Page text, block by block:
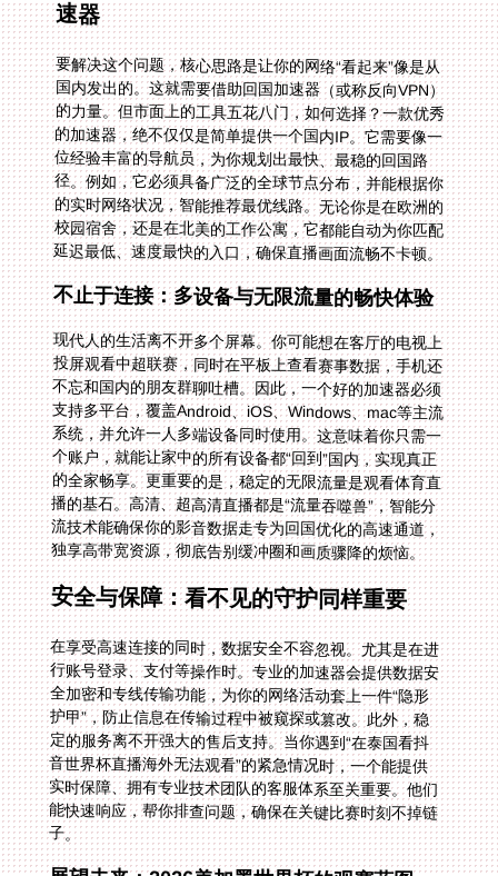
速器
要解决这个问题，核心思路是让你的网络“看起来”像是从
国内发出的。这就需要借助回国加速器（或称反向VPN）
的力量。但市面上的工具五花八门，如何选择？一款优秀
的加速器，绝不仅仅是简单提供一个国内IP。它需要像一
位经验丰富的导航员，为你规划出最快、最稳的回国路
径。例如，它必须具备广泛的全球节点分布，并能根据你
的实时网络状况，智能推荐最优线路。无论你是在欧洲的
校园宿舍，还是在北美的工作公寓，它都能自动为你匹配
延迟最低、速度最快的入口，确保直播画面流畅不卡顿。
不止于连接：多设备与无限流量的畅快体验
现代人的生活离不开多个屏幕。你可能想在客厅的电视上
投屏观看中超联赛，同时在平板上查看赛事数据，手机还
不忘和国内的朋友群聊吐槽。因此，一个好的加速器必须
支持多平台，覆盖Android、iOS、Windows、mac等主流
系统，并允许一人多端设备同时使用。这意味着你只需一
个账户，就能让家中的所有设备都“回到”国内，实现真正
的全家畅享。更重要的是，稳定的无限流量是观看体育直
播的基石。高清、超高清直播都是“流量吞噬兽”，智能分
流技术能确保你的影音数据走专为回国优化的高速通道，
独享高带宽资源，彻底告别缓冲圈和画质骤降的烦恼。
安全与保障：看不见的守护同样重要
在享受高速连接的同时，数据安全不容忽视。尤其是在进
行账号登录、支付等操作时。专业的加速器会提供数据安
全加密和专线传输功能，为你的网络活动套上一件“隐形
护甲”，防止信息在传输过程中被窥探或篡改。此外，稳
定的服务离不开强大的售后支持。当你遇到“在泰国看抖
音世界杯直播海外无法观看”的紧急情况时，一个能提供
实时保障、拥有专业技术团队的客服体系至关重要。他们
能快速响应，帮你排查问题，确保在关键比赛时刻不掉链
子。